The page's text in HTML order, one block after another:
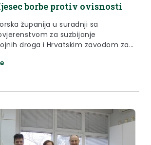
borbe protiv ovisnosti
županija u suradnji sa
za suzbijanje
droga i Hrvatskim zavodom za
10. prosinca 2014.centralno